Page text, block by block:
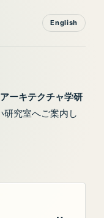
English
ーキテクチャ学研
究室へご案内し